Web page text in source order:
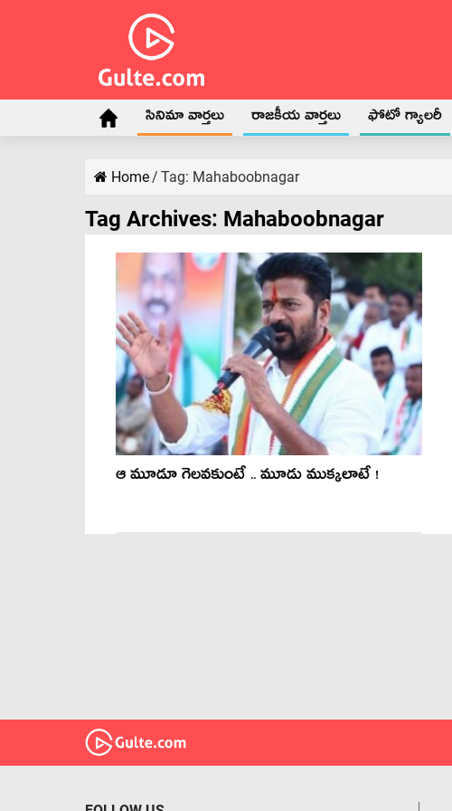
సినిమా వార్తలు రాజకీయ వార్తలు ఫోటో గ్యాలరీ
Home/ Tag: Mahaboobnagar
Tag Archives: Mahaboobnagar
ఆ మూడూ గెలవకుంటే .. మూడు ముక్కలాటే !